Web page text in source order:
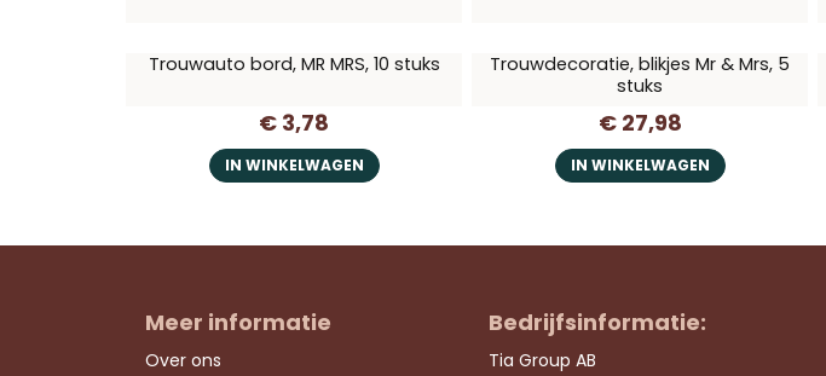
Trouwauto bord, MR MRS, 10 stuks
€ 3,78
IN WINKELWAGEN
Trouwdecoratie, blikjes Mr & Mrs, 5
stuks
€ 27,98
IN WINKELWAGEN
Meer informatie
Over ons
Bedrijfsinformatie:
Tia Group AB